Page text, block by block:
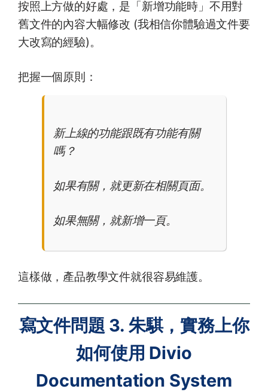
按照上方做的好處，是「新增功能時」不用對
舊文件的內容大幅修改 (我相信你體驗過文件要
大改寫的經驗)。
把握一個原則：
新上線的功能跟既有功能有關
嗎？
如果有關，就更新在相關頁面。
如果無關，就新增一頁。
這樣做，產品教學文件就很容易維護。
寫文件問題 3. 朱騏，實務上你
如何使用 Divio
Documentation System